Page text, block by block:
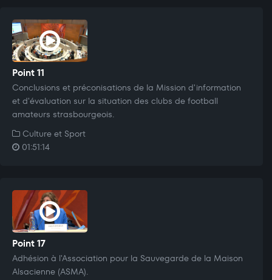
Point 11
Conclusions et préconisations de la Mission d'information
et d'évaluation sur la situation des clubs de football
amateurs strasbourgeois.
Culture et Sport
01:51:14
Point 17
Adhésion à l'Association pour la Sauvegarde de la Maison
Alsacienne (ASMA).